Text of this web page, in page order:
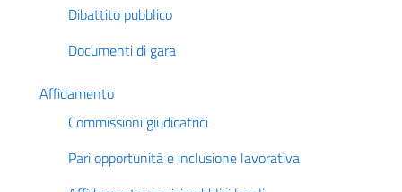
Dibattito pubblico
Documenti di gara
Affidamento
Commissioni giudicatrici
Pari opportunità e inclusione lavorativa